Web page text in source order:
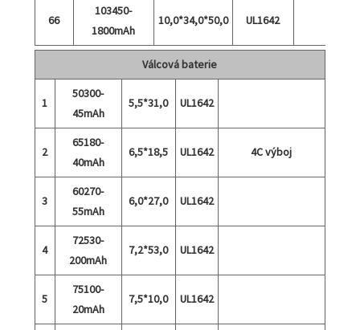
66
103450-
1800mAh
10,0*34,0*50,0 UL1642
Válcová baterie
1
50300-
45mAh
5,5*31,0 UL1642
2
65180-
40mAh
6,5*18,5 UL1642 4C výboj
3
60270-
55mAh
6,0*27,0 UL1642
4
72530-
200mAh
7,2*53,0 UL1642
5
75100-
20mAh
7,5*10,0 UL1642